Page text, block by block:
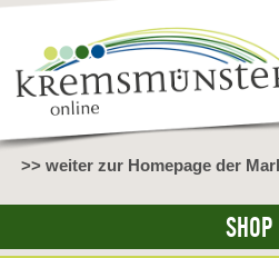
>> weiter zur Homepage der
SHOP